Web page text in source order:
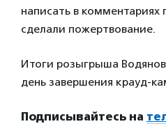
написать в
сделали пожертвование.
Итоги розыгрыша
день завершения крауд-
Подписывайтесь на